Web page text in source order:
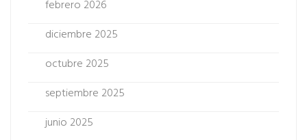
febrero 2026
diciembre 2025
octubre 2025
septiembre 2025
junio 2025